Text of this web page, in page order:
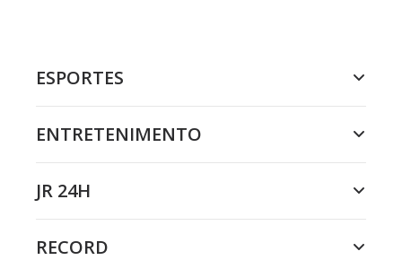
ESPORTES
ENTRETENIMENTO
JR 24H
RECORD